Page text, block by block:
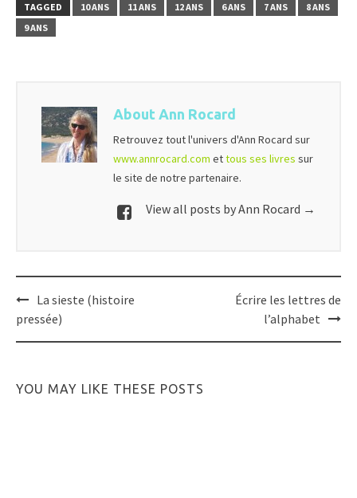
TAGGED
10 ANS 11 ANS 12 ANS 6 ANS 7 ANS
8 ANS
9 ANS
About Ann Rocard
Retrouvez tout l'univers d'Ann Rocard sur
www.annrocard.com ettous ses livres sur
le site de notre partenaire.
View all posts by Ann Rocard →
Post
navigation
La sieste (histoire
pressée)
Écrire les lettres de
l’alphabet
YOU MAY LIKE THESE POSTS